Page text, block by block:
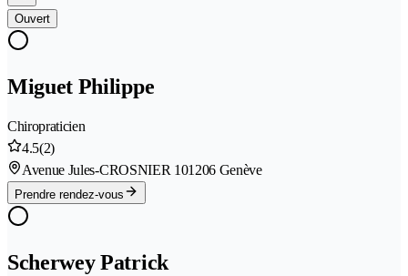
Ouvert
Miguet Philippe
Chiropraticien
4.5(2)
Avenue Jules-CROSNIER 101206 Genève
Prendre rendez-vous
Scherwey Patrick